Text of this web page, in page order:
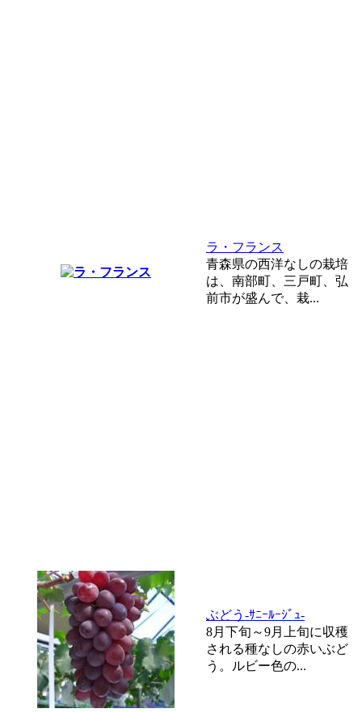
ラ・フランス
青森県の西洋なしの栽培
は、南部町、三戸町、弘
前市が盛んで、栽...
ぶどう-ｻﾆｰﾙｰｼﾞｭ-
8月下旬～9月上旬に収穫
される種なしの赤いぶど
う。ルビー色の...